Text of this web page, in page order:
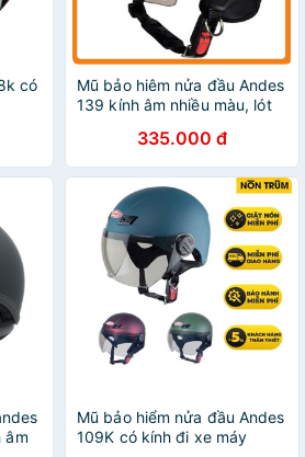
có
Mũ bảo hiêm nửa đầu Andes
139 kính âm nhiều màu, lót
335.000 đ
âm
Mũ bảo hiểm nửa đầu Andes
109K có kính đi xe máy